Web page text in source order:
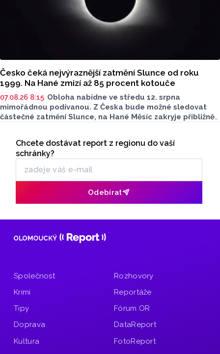
Česko čeká nejvýraznější zatmění Slunce od roku
1999. Na Hané zmizí až 85 procent kotouče
07.08.26 8:15 Obloha nabídne ve středu 12. srpna
mimořádnou podívanou. Z Česka bude možné sledovat
částečné zatmění Slunce, na Hané Měsíc zakryje přibližně
pozorovatelné z Česka od roku 1999. Důležité ale bude
najít vhodné místo a především chránit zrak. Více povědel
v rozhovoru Radia Haná s Lukášem Kobzou.
Odběr newsletteru
Chcete dostávat report z regionu do vaší
schránky?
Odebírat
Společnost
Krimi
Tipy
Doprava
Kultura
Rozhovory
Reportáže
Fórum OR
DataReport
FotoReport